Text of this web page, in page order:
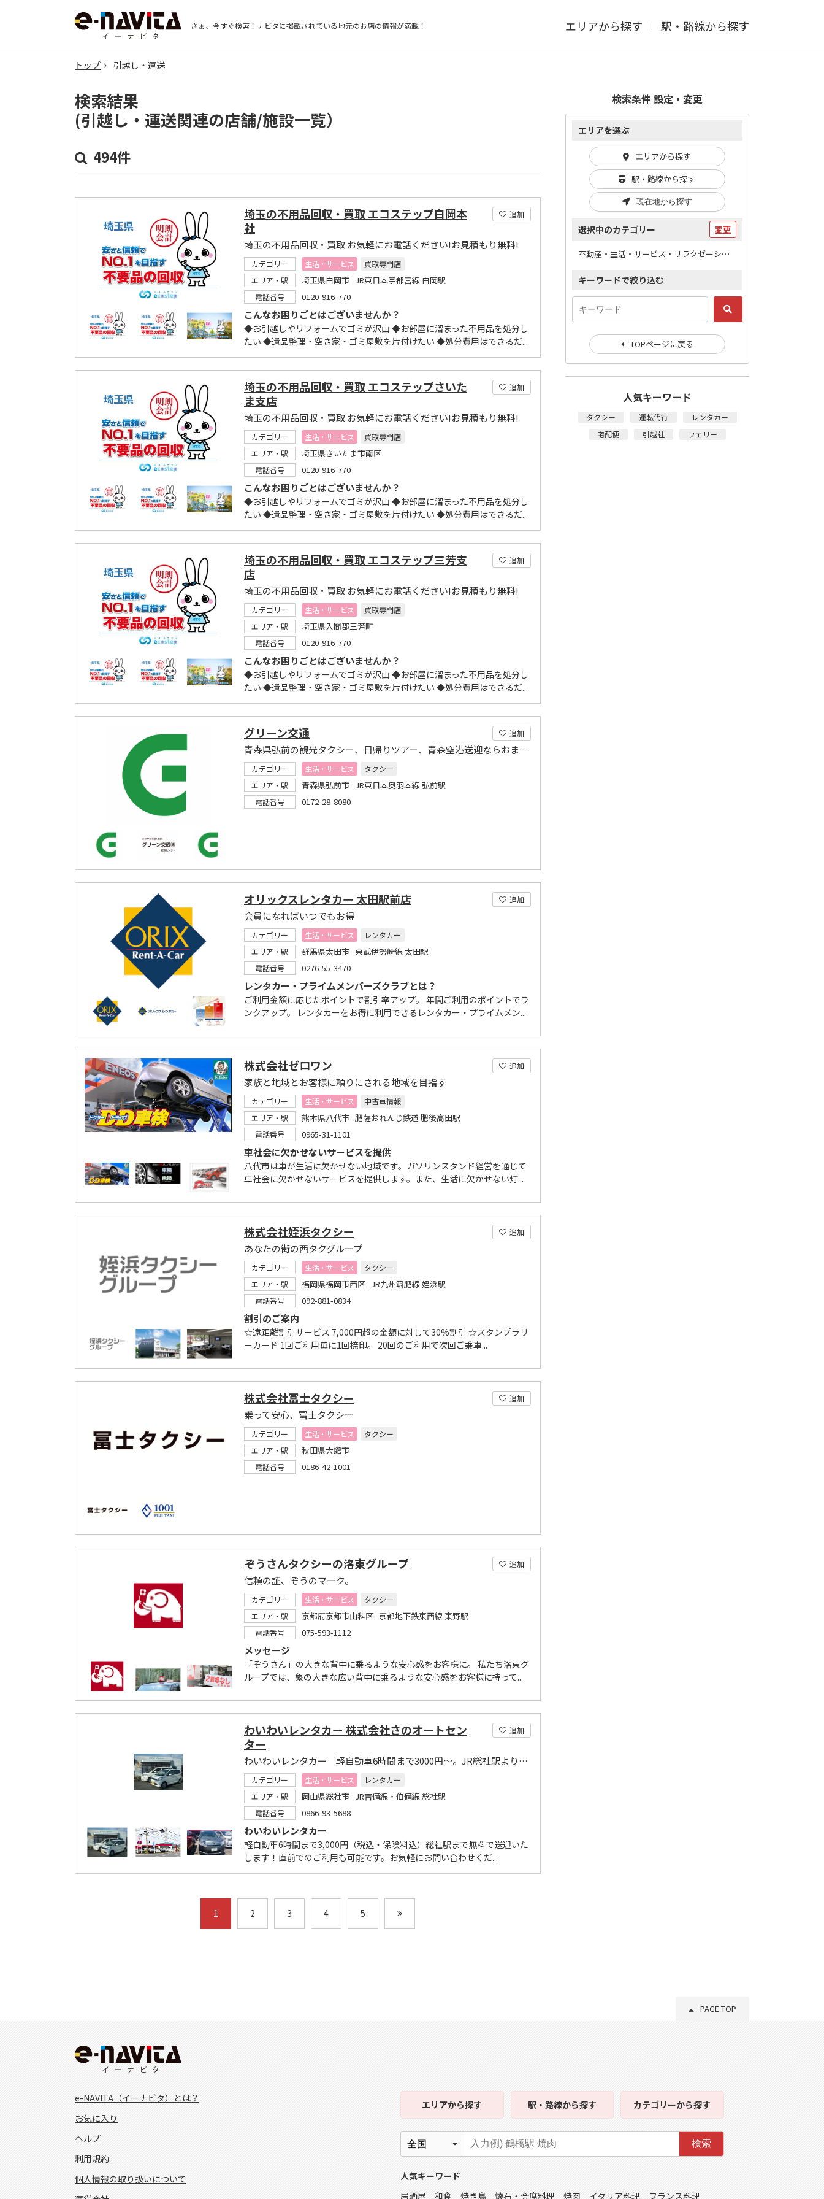
さぁ、今すぐ検索！ ナビタに掲載されている地元のお店の情報が満載！ エリアから探す 駅・路線から探す
トップ 引越し・運送
検索結果
(引越し・運送関連の店舗/施設一覧）
494件
追加
埼玉の不用品回収・買取 エコステップ白岡本
社
埼玉の不用品回収・買取 お気軽にお電話ください!お見積もり無料!
カテゴリー 生活・サービス
買取専門店
エリア・駅
埼玉県白岡市 JR東日本宇都宮線 白岡駅
電話番号 0120-916-770
こんなお困りごとはございませんか？
◆お引越しやリフォームでゴミが沢山 ◆お部屋に溜まった不用品を処分し
たい ◆遺品整理・空き家・ゴミ屋敷を片付けたい ◆処分費用はできるだ...
追加
埼玉の不用品回収・買取 エコステップさいた
ま支店
埼玉の不用品回収・買取 お気軽にお電話ください!お見積もり無料!
カテゴリー 生活・サービス
買取専門店
エリア・駅
埼玉県さいたま市南区
電話番号 0120-916-770
こんなお困りごとはございませんか？
◆お引越しやリフォームでゴミが沢山 ◆お部屋に溜まった不用品を処分し
たい ◆遺品整理・空き家・ゴミ屋敷を片付けたい ◆処分費用はできるだ...
追加
埼玉の不用品回収・買取 エコステップ三芳支
店
埼玉の不用品回収・買取 お気軽にお電話ください!お見積もり無料!
カテゴリー 生活・サービス
買取専門店
エリア・駅
埼玉県入間郡三芳町
電話番号 0120-916-770
こんなお困りごとはございませんか？
◆お引越しやリフォームでゴミが沢山 ◆お部屋に溜まった不用品を処分し
たい ◆遺品整理・空き家・ゴミ屋敷を片付けたい ◆処分費用はできるだ...
追加
グリーン交通
青森県弘前の観光タクシー、日帰りツアー、青森空港送迎ならおまかせください
カテゴリー 生活・サービス
タクシー
エリア・駅
青森県弘前市 JR東日本奥羽本線 弘前駅
電話番号 0172-28-8080
追加
オリックスレンタカー 太田駅前店
会員になればいつでもお得
カテゴリー 生活・サービス
レンタカー
エリア・駅
群馬県太田市 東武伊勢崎線 太田駅
電話番号 0276-55-3470
レンタカー・プライムメンバーズクラブとは？
ご利用金額に応じたポイントで割引率アップ。 年間ご利用のポイントでラ
ンクアップ。 レンタカーをお得に利用できるレンタカー・プライムメン...
追加
株式会社ゼロワン
家族と地域とお客様に頼りにされる地域を目指す
カテゴリー 生活・サービス
中古車情報
エリア・駅
熊本県八代市 肥薩おれんじ鉄道 肥後高田駅
電話番号 0965-31-1101
車社会に欠かせないサービスを提供
八代市は車が生活に欠かせない地域です。ガソリンスタンド経営を通じて
車社会に欠かせないサービスを提供します。また、生活に欠かせない灯...
追加
株式会社姪浜タクシー
あなたの街の西タクグループ
カテゴリー 生活・サービス
タクシー
エリア・駅
福岡県福岡市西区 JR九州筑肥線 姪浜駅
電話番号 092-881-0834
割引のご案内
☆遠距離割引サービス 7,000円超の金額に対して30%割引 ☆スタンプラリ
ーカード 1回ご利用毎に1回捺印。 20回のご利用で次回ご乗車...
追加
株式会社冨士タクシー
乗って安心、冨士タクシー
カテゴリー 生活・サービス
タクシー
エリア・駅
秋田県大館市
電話番号 0186-42-1001
追加
ぞうさんタクシーの洛東グループ
信頼の証、ぞうのマーク。
カテゴリー 生活・サービス
タクシー
エリア・駅
京都府京都市山科区 京都地下鉄東西線 東野駅
電話番号 075-593-1112
メッセージ
「ぞうさん」の大きな背中に乗るような安心感をお客様に。 私たち洛東グ
ループでは、象の大きな広い背中に乗るような安心感をお客様に持って...
追加
わいわいレンタカー 株式会社さのオートセン
ター
わいわいレンタカー 軽自動車6時間まで3000円～。JR総社駅より無料送迎いたします。
カテゴリー 生活・サービス
レンタカー
エリア・駅
岡山県総社市 JR吉備線・伯備線 総社駅
電話番号 0866-93-5688
わいわいレンタカー
軽自動車6時間まで3,000円（税込・保険料込）総社駅まで無料で送迎いた
します！直前でのご利用も可能です。お気軽にお問い合わせくだ...
1 2 3 4 5
検索条件 設定・変更
エリアを選ぶ
エリアから探す
駅・路線から探す
現在地から探す
選択中のカテゴリー 変更
不動産・生活・サービス・リラクゼーション / 引越し・運送
キーワードで絞り込む
TOPページに戻る
人気キーワード
タクシー 運転代行
レンタカー
宅配便
引越社 フェリー
PAGE TOP
e-NAVITA（イーナビタ）とは？
お気に入り
ヘルプ
利用規約
個人情報の取り扱いについて
エリアから探す 駅・路線から探す カテゴリーから探す
検索
人気キーワード
居酒屋
和食 焼き鳥 懐石・会席料理 焼肉 イタリア料理 フランス料理